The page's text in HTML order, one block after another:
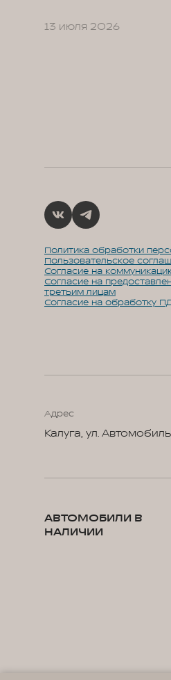
13 июля 2026
Политика обработки
Пользовательское
Согласие на
Согласие на
третьим лицам
Согласие на обработку
Адрес
Калуга, ул.
АВТОМОБИЛИ В
НАЛИЧИИ